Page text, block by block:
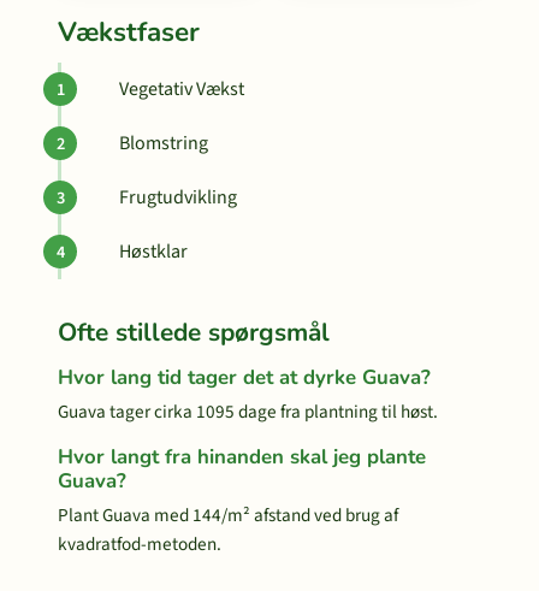
Vækstfaser
Vegetativ Vækst
Blomstring
Frugtudvikling
Høstklar
Ofte stillede spørgsmål
Hvor lang tid tager det at dyrke Guava?
Guava tager cirka 1095 dage fra plantning til høst.
Hvor langt fra hinanden skal jeg plante
Guava?
Plant Guava med 144/m² afstand ved brug af
kvadratfod-metoden.